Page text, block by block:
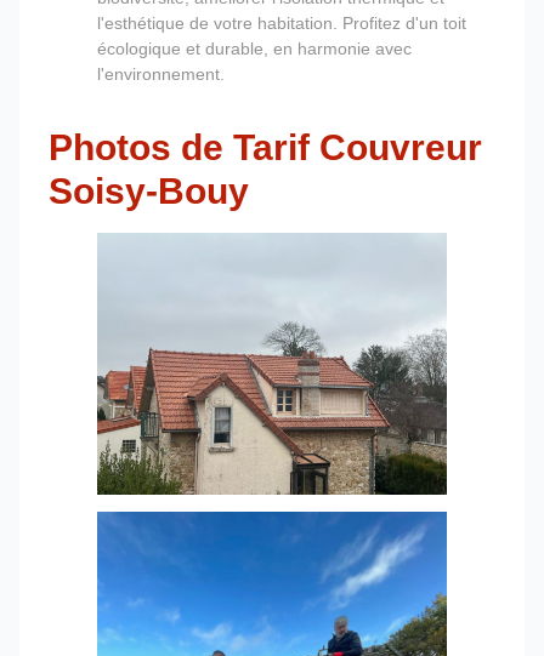
l'esthétique de votre habitation. Profitez d'un toit
écologique et durable, en harmonie avec
l'environnement.
Photos de Tarif Couvreur
Soisy-Bouy